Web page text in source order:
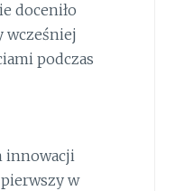
doceniło
wcześniej
podczas
innowacji
w